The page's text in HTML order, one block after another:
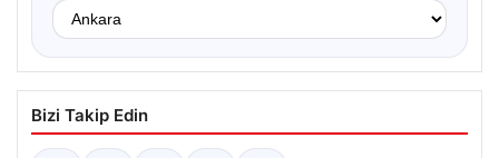
Bizi Takip Edin